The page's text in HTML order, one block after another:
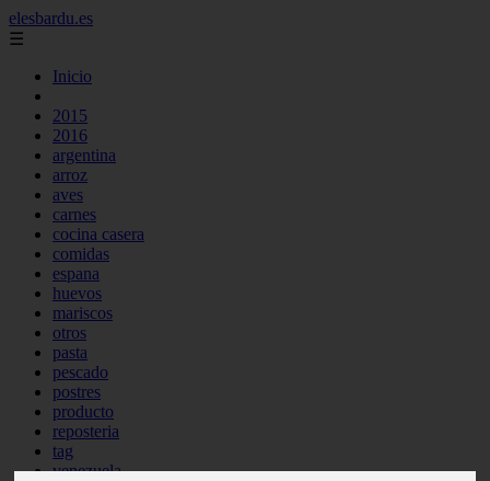
elesbardu.es
☰
Inicio
2015
2016
argentina
arroz
aves
carnes
cocina casera
comidas
espana
huevos
mariscos
otros
pasta
pescado
postres
producto
reposteria
tag
venezuela